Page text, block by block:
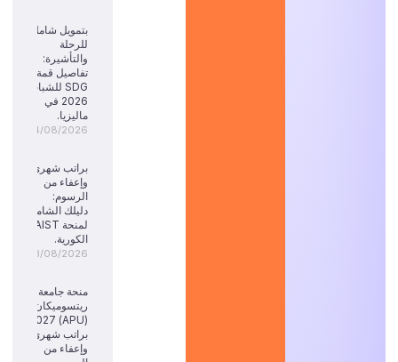
بتمويل شامل
للرحلة
والتأشيرة:
تفاصيل قمة
SDG للشباب
2026 في
ماليزيا.
04/08/2026
براتب شهري
وإعفاء من
الرسوم:
دليلك الشامل
لمنحة KAIST
الكورية.
03/08/2026
منحة جامعة
ريتسوميكان
براتب شهري
وإعفاء من